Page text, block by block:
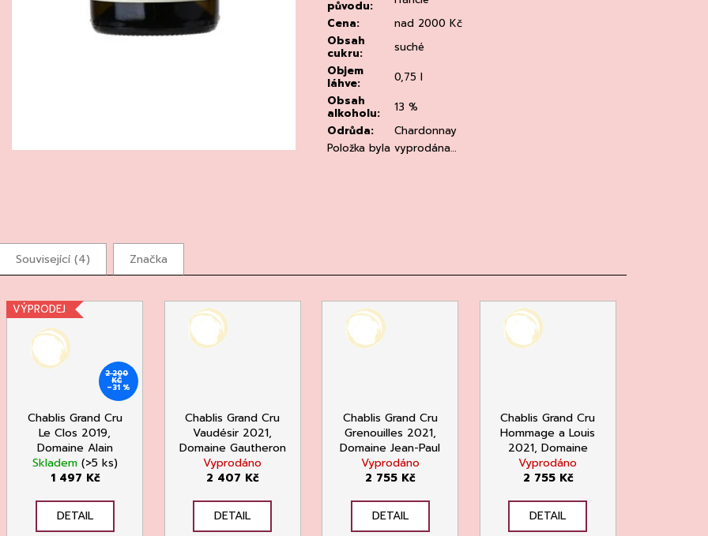
původu:
Cena:
nad 2000 Kč
Obsah
cukru:
suché
Objem
láhve:
0,75 l
Obsah
alkoholu:
13 %
Odrůda:
Chardonnay
Položka byla vyprodána…
Související (4) Značka
VÝPRODEJ
2 200
KČ
–31 %
Chablis Grand Cru
Le Clos 2019,
Domaine Alain
Geoffroy
Skladem (>5 ks)
1 497 Kč
DETAIL
Chablis Grand Cru
Vaudésir 2021,
Domaine Gautheron
Vyprodáno
2 407 Kč
DETAIL
Chablis Grand Cru
Grenouilles 2021,
Domaine Jean-Paul
& Benoît Droin
Vyprodáno
2 755 Kč
DETAIL
Chablis Grand Cru
Hommage a Louis
2021, Domaine
Jean-Paul & Benoît
Droin
Vyprodáno
2 755 Kč
DETAIL